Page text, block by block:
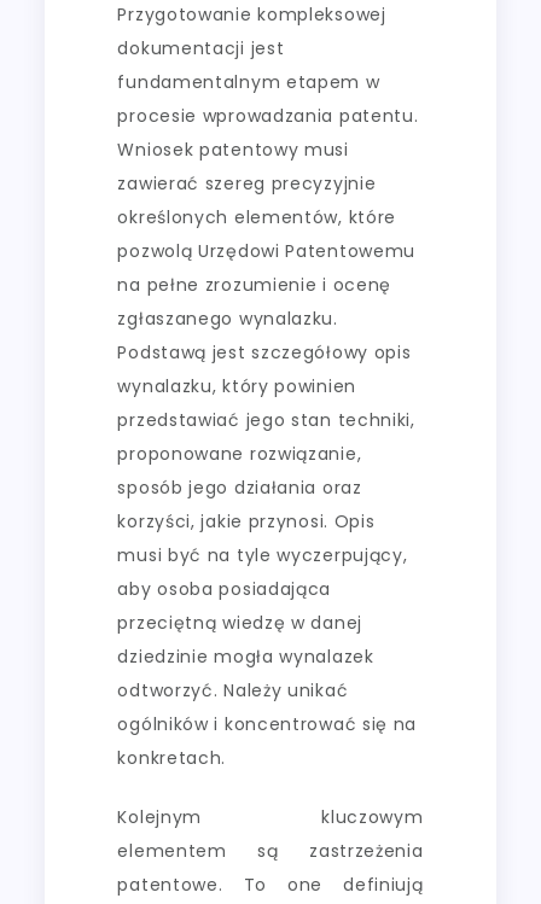
Przygotowanie kompleksowej
dokumentacji jest
fundamentalnym etapem w
procesie wprowadzania patentu.
Wniosek patentowy musi
zawierać szereg precyzyjnie
określonych elementów, które
pozwolą Urzędowi Patentowemu
na pełne zrozumienie i ocenę
zgłaszanego wynalazku.
Podstawą jest szczegółowy opis
wynalazku, który powinien
przedstawiać jego stan techniki,
proponowane rozwiązanie,
sposób jego działania oraz
korzyści, jakie przynosi. Opis
musi być na tyle wyczerpujący,
aby osoba posiadająca
przeciętną wiedzę w danej
dziedzinie mogła wynalazek
odtworzyć. Należy unikać
ogólników i koncentrować się na
konkretach.
Kolejnym kluczowym
elementem są zastrzeżenia
patentowe. To one definiują